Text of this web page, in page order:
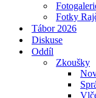
Fotky
Tábor 2026
Diskuse
Oddíl
Zkoušky